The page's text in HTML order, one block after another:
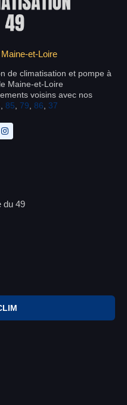
et-Loire
de climatisation et pompe à
Maine-et-Loire
voisins avec nos
85 79 86 37
du 49